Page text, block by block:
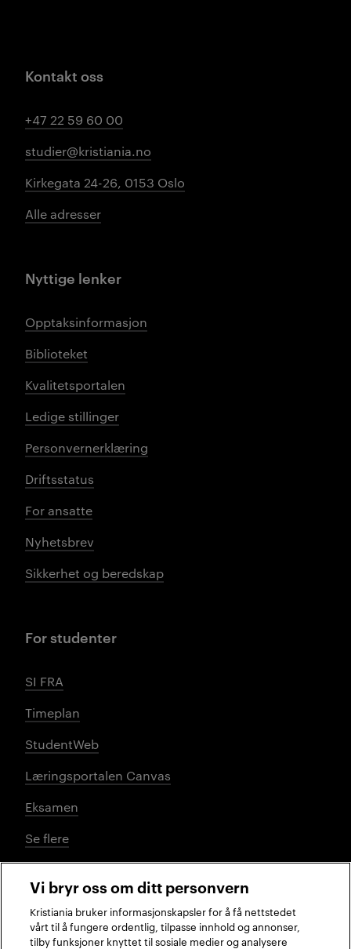
Kontakt oss
+47 22 59 60 00
studier@kristiania.no
Kirkegata 24-26, 0153 Oslo
Alle adresser
Nyttige lenker
Opptaksinformasjon
Biblioteket
Kvalitetsportalen
Ledige stillinger
Personvernerklæring
Driftsstatus
For ansatte
Nyhetsbrev
Sikkerhet og beredskap
For studenter
SI FRA
Timeplan
StudentWeb
Læringsportalen Canvas
Eksamen
Se flere
Sosiale medier
Vi bryr oss om ditt personvern
Kristiania bruker informasjonskapsler for å få nettstedet
vårt til å fungere ordentlig, tilpasse innhold og annonser,
tilby funksjoner knyttet til sosiale medier og analysere